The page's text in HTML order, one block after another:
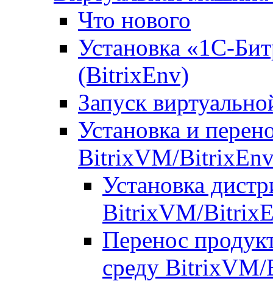
Что нового
Установка «1С-
(BitrixEnv)
Запуск
Установка и
BitrixVM/
Установка
BitrixVM/
Перенос
среду